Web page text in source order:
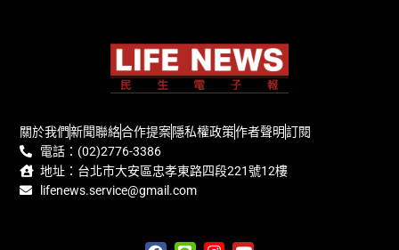
關於我們新聞聯絡合作提案隱私權政策作者聲明訂閱
電話：(02)2776-3386
地址：台北市大安區忠孝東路四段221號12樓
lifenews.service@gmail.com